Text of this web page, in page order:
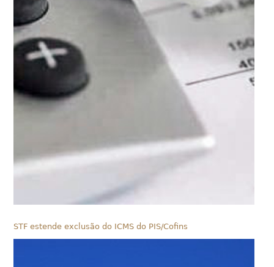
STF estende exclusão do ICMS do PIS/Cofins